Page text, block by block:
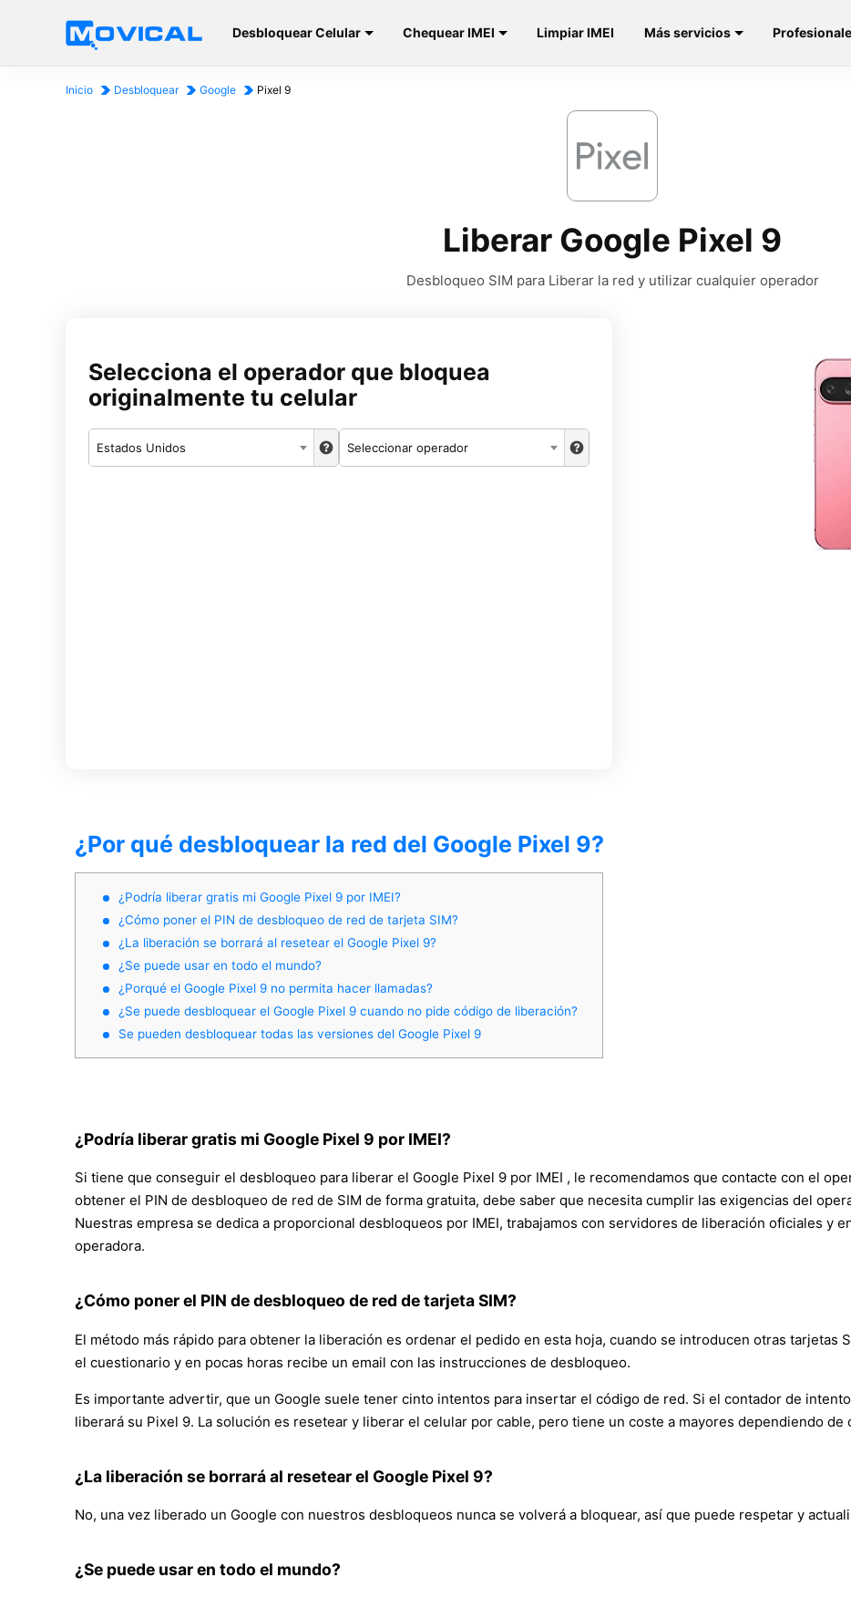
Desbloquear Celular Chequear IMEI Limpiar IMEI Más servicios
Inicio Desbloquear Google Pixel 9
Liberar Google Pixel 9
Desbloqueo SIM para Liberar la red y utilizar cualquier operador
Selecciona el operador que bloquea
originalmente tu celular
Estados Unidos Seleccionar operador
¿Por qué desbloquear la red del Google Pixel 9?
¿Podría liberar gratis mi Google Pixel 9 por IMEI?
¿Cómo poner el PIN de desbloqueo de red de tarjeta SIM?
¿La liberación se borrará al resetear el Google Pixel 9?
¿Se puede usar en todo el mundo?
¿Porqué el Google Pixel 9 no permita hacer llamadas?
¿Se puede desbloquear el Google Pixel 9 cuando no pide código de liberación?
Se pueden desbloquear todas las versiones del Google Pixel 9
¿Podría liberar gratis mi Google Pixel 9 por IMEI?
Si tiene que conseguir el desbloqueo para liberar el Google Pixel 9 por IMEI , le recomendamos que contacte con el
obtener el PIN de desbloqueo de red de SIM de forma gratuita, debe saber que necesita cumplir las exigencias del
Nuestras empresa se dedica a proporcional desbloqueos por IMEI, trabajamos con servidores de liberación oficiales y
operadora.
¿Cómo poner el PIN de desbloqueo de red de tarjeta SIM?
El método más rápido para obtener la liberación es ordenar el pedido en esta hoja, cuando se introducen otras tarjetas
el cuestionario y en pocas horas recibe un email con las instrucciones de desbloqueo.
Es importante advertir, que un Google suele tener cinto intentos para insertar el código de red. Si el contador de
liberará su Pixel 9. La solución es resetear y liberar el celular por cable, pero tiene un coste a mayores dependiendo de
¿La liberación se borrará al resetear el Google Pixel 9?
No, una vez liberado un Google con nuestros desbloqueos nunca se volverá a bloquear, así que puede respetar y
¿Se puede usar en todo el mundo?